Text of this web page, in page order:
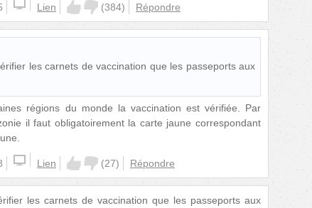
Lien (384) Répondre
les carnets de vaccination que les passeports aux
régions du monde la vaccination est vérifiée. Par
il faut obligatoirement la carte jaune correspondant
Lien (27) Répondre
les carnets de vaccination que les passeports aux